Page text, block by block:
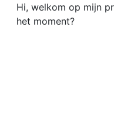
Hi, welkom op mijn
het moment?